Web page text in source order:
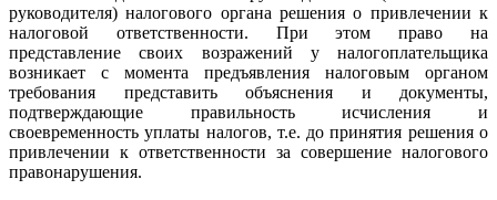
руководителя) налогового органа решения о привлечении к
налоговой ответственности. При этом право на
представление своих возражений у налогоплательщика
возникает с момента предъявления налоговым органом
требования представить объяснения и документы,
подтверждающие правильность исчисления и
своевременность уплаты налогов, т.е. до принятия решения о
привлечении к ответственности за совершение налогового
правонарушения.